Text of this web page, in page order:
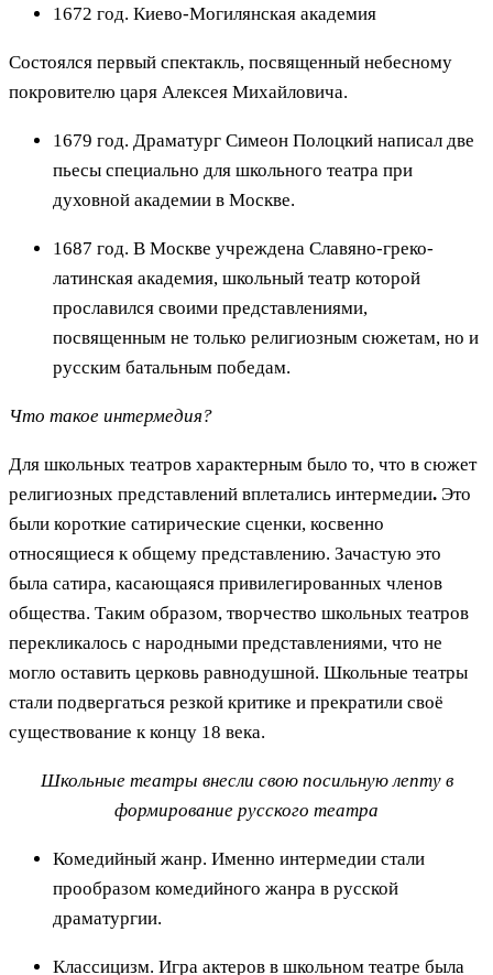
1672 год. Киево-Могилянская академия
Состоялся первый спектакль, посвященный небесному
покровителю царя Алексея Михайловича.
1679 год. Драматург Симеон Полоцкий написал две
пьесы специально для школьного театра при
духовной академии в Москве.
1687 год. В Москве учреждена Славяно-греко-
латинская академия, школьный театр которой
прославился своими представлениями,
посвященным не только религиозным сюжетам, но и
русским батальным победам.
Что такое интермедия?
Для школьных театров характерным было то, что в сюжет
религиозных представлений вплетались интермедии. Это
были короткие сатирические сценки, косвенно
относящиеся к общему представлению. Зачастую это
была сатира, касающаяся привилегированных членов
общества. Таким образом, творчество школьных театров
перекликалось с народными представлениями, что не
могло оставить церковь равнодушной. Школьные театры
стали подвергаться резкой критике и прекратили своё
существование к концу 18 века.
Школьные театры внесли свою посильную лепту в
формирование русского театра
Комедийный жанр. Именно интермедии стали
прообразом комедийного жанра в русской
драматургии.
Классицизм. Игра актеров в школьном театре была